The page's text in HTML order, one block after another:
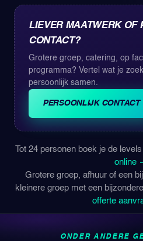
LIEVER MAATWERK OF
CONTACT?
Grotere groep, catering, op
programma? Vertel wat je
persoonlijk samen.
PERSOONLIJK CONTACT
Tot 24 personen boek je de
online
Grotere groep, afhuur of een
kleinere groep met een
offerte
ONDER ANDERE